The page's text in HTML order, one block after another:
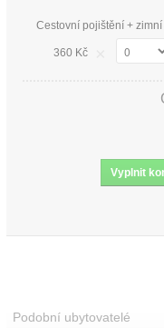
Cestovní pojištění +
360 Kč
Podobní ubytovatelé